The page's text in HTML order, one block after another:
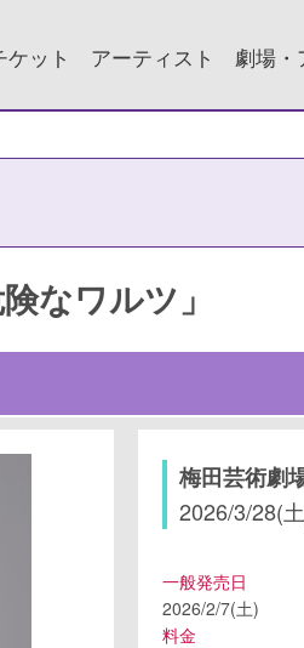
ケット アーティスト 劇場・
なワルツ」
梅田芸術劇
2026/3/28(
一般発売日
2026/2/7(土)
料金